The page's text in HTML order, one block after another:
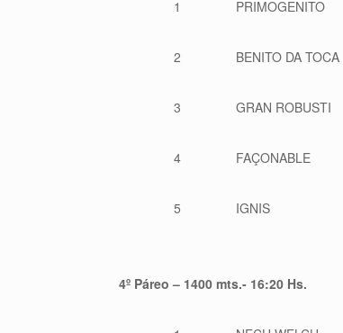
1 PRIMOGENITO
2 BENITO DA TOCA
3 GRAN ROBUSTI
4 FAÇONABLE
5 IGNIS
4º Páreo – 1400 mts.- 16:20 Hs.